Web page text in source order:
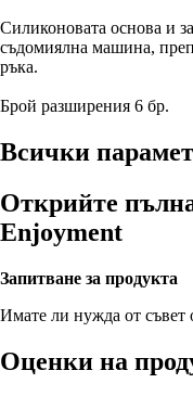
Силиконовата основа и
съдомиялна машина,
ръка.
Брой разширения 6 бр.
Всички
Открийте
Enjoyment
Запитване за продукта
Имате ли нужда от съвет
Оценки на